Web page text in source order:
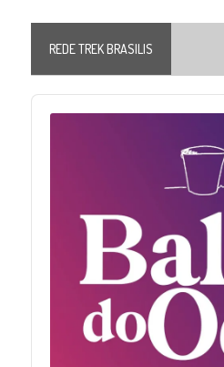
REDE TREK BRASILIS
Audio
Player